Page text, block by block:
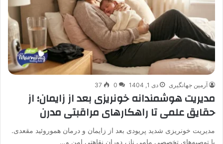
آرمین جهانگیری دی 1, 1404 0
37
مدیریت هوشمندانه خونریزی بعد از زایمان؛ از
حقایق علمی تا راهکارهای مراقبتی مدرن
مدیریت خونریزی شدید پریودی بعد از زایمان و درمان هموروئید مقعدی.
با توصیه‌های تخصصی مامی ناز، دوران نقاهتی امن و…